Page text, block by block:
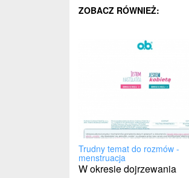
ZOBACZ RÓWNIEŻ:
Trudny temat do rozmów -
menstruacja
W okresie dojrzewania